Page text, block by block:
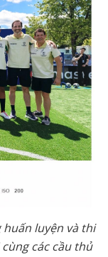
huấn luyện và thi
các cầu thủ